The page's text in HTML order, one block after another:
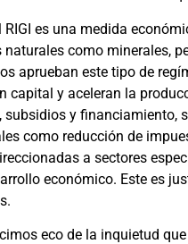
RIGI es una medida
como minerales,
aprueban este tipo de
capital y aceleran la
subsidios y financiamiento,
como reducción de
a sectores
económico. Este es
eco de la inquietud